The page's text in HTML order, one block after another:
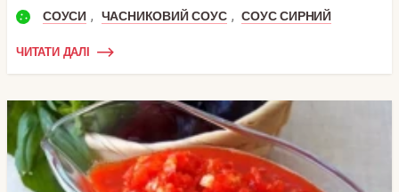
СОУСИ , ЧАСНИКОВИЙ СОУС , СОУС СИРНИЙ
ЧИТАТИ ДАЛІ